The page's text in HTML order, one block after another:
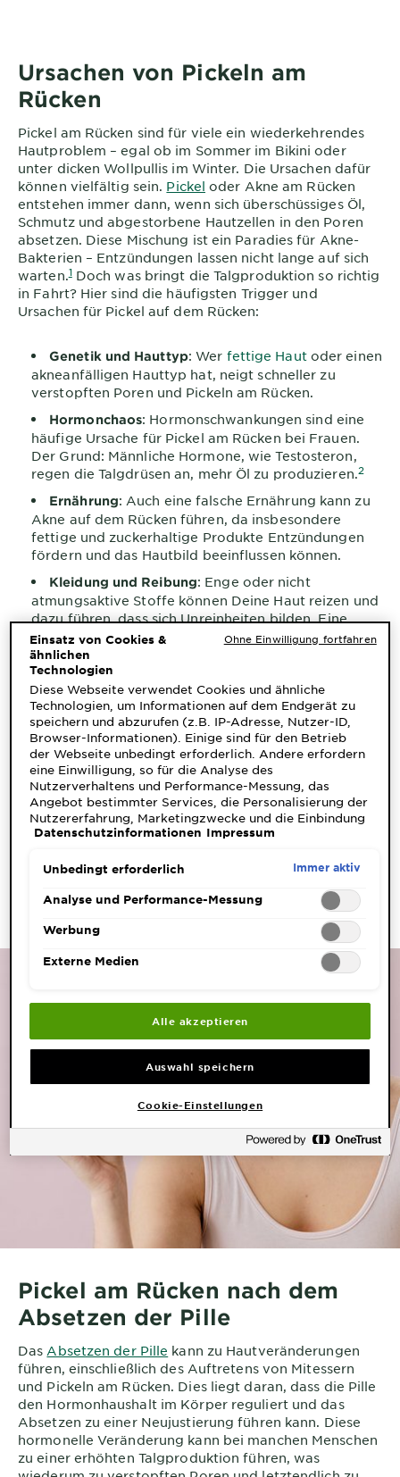
Ursachen von Pickeln am
Rücken
Pickel am Rücken sind für viele ein wiederkehrendes
Hautproblem – egal ob im Sommer im Bikini oder
unter dicken Wollpullis im Winter. Die Ursachen dafür
können vielfältig sein. Pickel oder Akne am Rücken
entstehen immer dann, wenn sich überschüssiges Öl,
Schmutz und abgestorbene Hautzellen in den Poren
absetzen. Diese Mischung ist ein Paradies für Akne-
Bakterien – Entzündungen lassen nicht lange auf sich
warten.1Doch was bringt die Talgproduktion so richtig
in Fahrt? Hier sind die häufigsten Trigger und
Ursachen für Pickel auf dem Rücken:
Genetik und Hauttyp: Wer fettige Hautoder einen
akneanfälligen Hauttyp hat, neigt schneller zu
verstopften Poren und Pickeln am Rücken.
Hormonchaos: Hormonschwankungen sind eine
häufige Ursache für Pickel am Rücken bei Frauen.
Der Grund: Männliche Hormone, wie Testosteron,
regen die Talgdrüsen an, mehr Öl zu produzieren.2
Ernährung: Auch eine falsche Ernährung kann zu
Akne auf dem Rücken führen, da insbesondere
fettige und zuckerhaltige Produkte Entzündungen
fördern und das Hautbild beeinflussen können.
Kleidung und Reibung: Enge oder nicht
atmungsaktive Stoffe können Deine Haut reizen und
dazu führen, dass sich Unreinheiten bilden. Eine
weitere mögliche Ursache sind allergische
Reaktionen auf bestimmte Stoffe oder
Hautirritationen durch Reibung, beispielsweise
durch BH-Träger oder Rucksackgurte.
Hygiene & falsche Pflege : Plötzlich Pickel auf dem
Rücken? Häufig steckt selten gewechselte
Bettwäsche oder Handtücher, Dein verschwitztes T-
Shirt oder ein Duschschwamm voller Bakterien
dahinter. Auch zu reichhaltige oder fettige
Körperpflegekann die Poren verstopfen.
Stress: Stress erhöht den Cortisolspiegel. Dieses
Entzündungen fördern – beides steigert das Risiko
für Pickel am Rücken und Akne auf den Schultern.
Pickel am Rücken nach dem
Absetzen der Pille
Das Absetzen der Pille kann zu Hautveränderungen
führen, einschließlich des Auftretens von Mitessern
und Pickeln am Rücken. Dies liegt daran, dass die Pille
den Hormonhaushalt im Körper reguliert und das
Absetzen zu einer Neujustierung führen kann. Diese
hormonelle Veränderung kann bei manchen Menschen
zu einer erhöhten Talgproduktion führen, was
Einsatz von Cookies &
ähnlichen
Technologien
Diese Webseite verwendet Cookies und ähnliche
Technologien, um Informationen auf dem Endgerät zu
speichern und abzurufen (z.B. IP-Adresse, Nutzer-ID,
Browser-Informationen). Einige sind für den Betrieb
der Webseite unbedingt erforderlich. Andere erfordern
eine Einwilligung, so für die Analyse des
Nutzerverhaltens und Performance-Messung, das
Angebot bestimmter Services, die Personalisierung der
Nutzererfahrung, Marketingzwecke und die Einbindung
externer Medien. Nicht unbedingt erforderliche Cookies
abgelehnt ("Ohne Einwilligung fortfahren")
sind ebenfalls möglich und speicherbar ("Auswahl
speichern"). Die Auswahl kann jederzeit unter dem Link
"Cookie-Einstellungen" angepasst werden. Für weitere
Informationen s. unsere Datenschutzinformationen.
Datenschutzinformationen Impressum
Unbedingt erforderlich Immer aktiv
Analyse und Performance-Messung
Werbung
Externe Medien
Alle akzeptieren
Auswahl speichern
Cookie-Einstellungen
Ohne Einwilligung fortfahren